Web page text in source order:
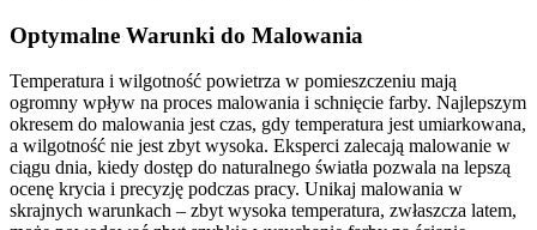
Optymalne Warunki do Malowania
Temperatura i wilgotność powietrza w pomieszczeniu mają
ogromny wpływ na proces malowania i schnięcie farby. Najlepszym
okresem do malowania jest czas, gdy temperatura jest umiarkowana,
a wilgotność nie jest zbyt wysoka. Eksperci zalecają malowanie w
ciągu dnia, kiedy dostęp do naturalnego światła pozwala na lepszą
ocenę krycia i precyzję podczas pracy. Unikaj malowania w
skrajnych warunkach – zbyt wysoka temperatura, zwłaszcza latem,